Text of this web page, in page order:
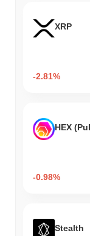
XRP
-2.81%
-0.98%
Stealth